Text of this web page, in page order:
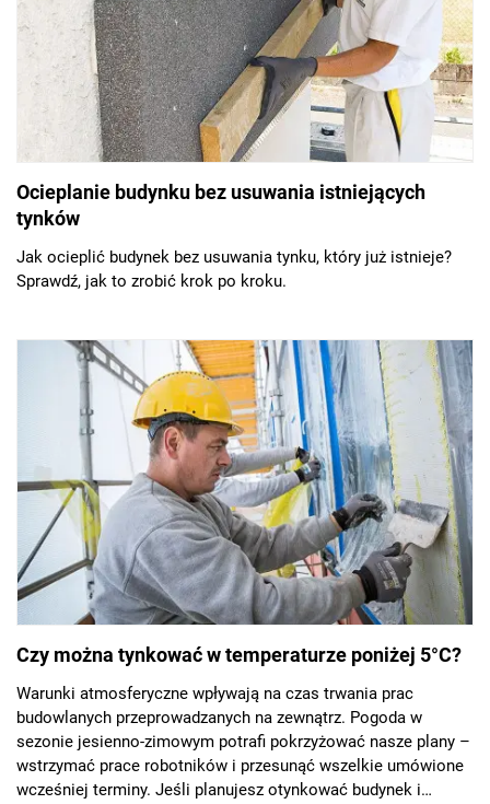
Ocieplanie budynku bez usuwania istniejących
tynków
Jak ocieplić budynek bez usuwania tynku, który już istnieje?
Sprawdź, jak to zrobić krok po kroku.
Czy można tynkować w temperaturze poniżej 5°C?
Warunki atmosferyczne wpływają na czas trwania prac
budowlanych przeprowadzanych na zewnątrz. Pogoda w
sezonie jesienno-zimowym potrafi pokrzyżować nasze plany –
wstrzymać prace robotników i przesunąć wszelkie umówione
wcześniej terminy. Jeśli planujesz otynkować budynek i